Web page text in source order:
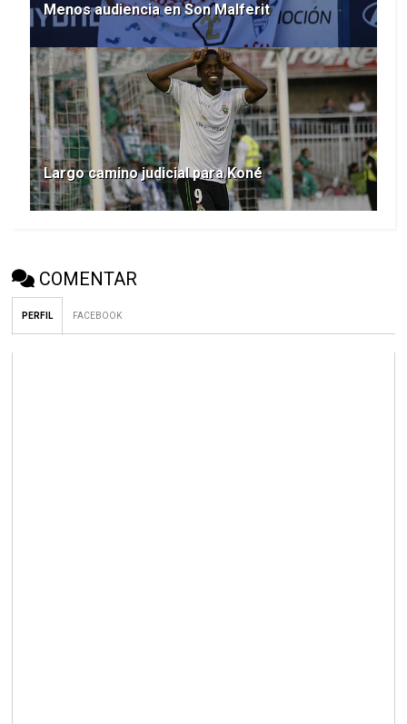
Menos audiencia en Son Malferit
Largo camino judicial para Koné
COMENTAR
PERFIL FACEBOOK